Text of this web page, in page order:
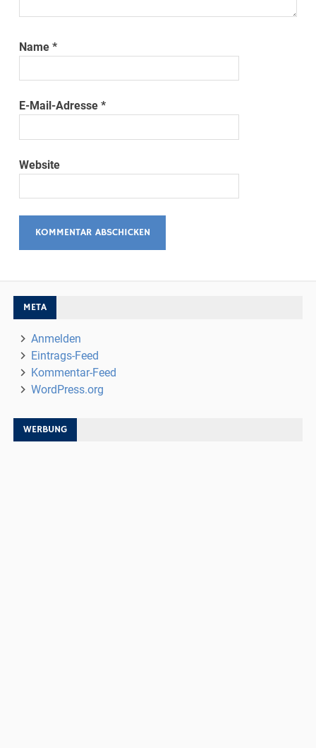
Name*
E-Mail-Adresse*
Website
META
Anmelden
Eintrags-Feed
Kommentar-Feed
WordPress.org
WERBUNG